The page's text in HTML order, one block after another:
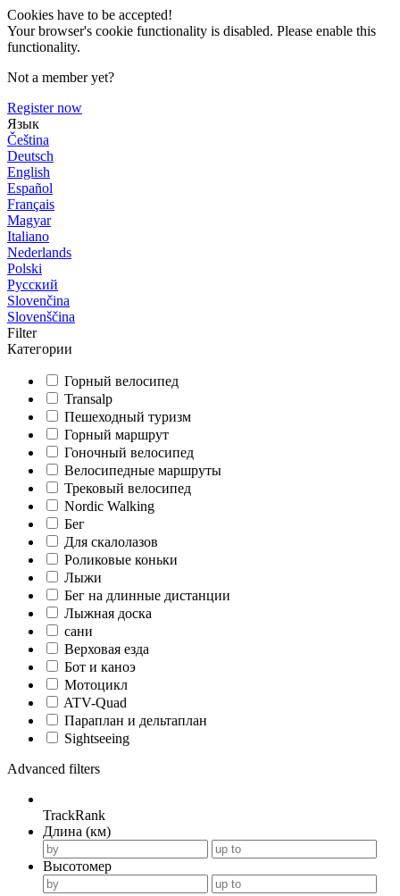
Cookies have to be accepted!
Your browser's cookie functionality is disabled. Please enable this
functionality.
Not a member yet?
Register now
Язык
Čeština
Deutsch
English
Español
Français
Magyar
Italiano
Nederlands
Polski
Русский
Slovenčina
Slovenščina
Filter
Категории
Горный велосипед
Transalp
Пешеходный туризм
Горный маршрут
Гоночный велосипед
Велосипедные маршруты
Трековый велосипед
Nordic Walking
Бег
Для скалолазов
Роликовые коньки
Лыжи
Бег на длинные дистанции
Лыжная доска
сани
Верховая езда
Бот и каноэ
Мотоцикл
ATV-Quad
Параплан и дельтаплан
Sightseeing
Advanced filters
TrackRank
Длина (км)
Высотомер